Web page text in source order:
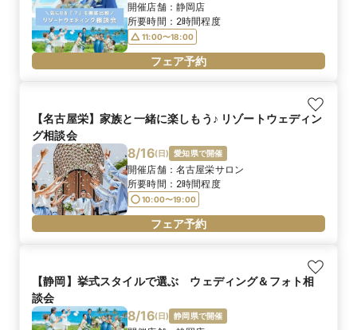
開催店舗： 静岡店
所要時間： 2時間程度
11:00〜18:00
フェア予約
【名古屋栄】家族と一緒に楽しもう♪ リゾートウェディン
グ相談会
8/16(日) 愛知県で開催
開催店舗： 名古屋栄サロン
所要時間： 2時間程度
10:00〜19:00
フェア予約
【静岡】挙式スタイルで選ぶ ウェディング＆フォト相
談会
8/16(日) 静岡県で開催